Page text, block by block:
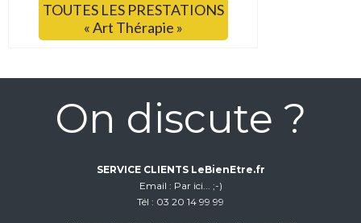
TOUTES LES PRESTATIONS
« Art Thérapie »
On discute ?
SERVICE CLIENTS LeBienEtre.fr
Email
Par ici... ;-)
Tél
03 20 14 99 99